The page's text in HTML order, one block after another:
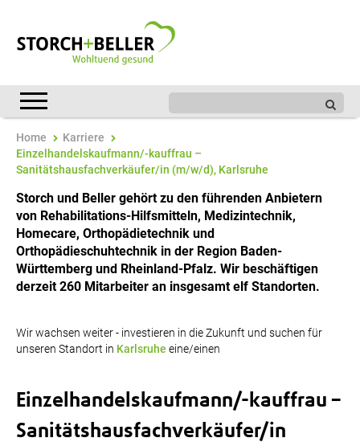
Home
Karriere
Einzelhandelskaufmann/-kauffrau –
Sanitätshausfachverkäufer/in (m/w/d), Karlsruhe
Storch und Beller gehört zu den führenden Anbietern
von Rehabilitations-Hilfsmitteln, Medizintechnik,
Homecare, Orthopädietechnik und
Orthopädieschuhtechnik in der Region Baden-
Württemberg und Rheinland-Pfalz. Wir beschäftigen
derzeit 260 Mitarbeiter an insgesamt elf Standorten.
Wir wachsen weiter - investieren in die Zukunft und suchen für
unseren Standort in Karlsruhe eine/einen
Einzelhandelskaufmann/-kauffrau –
Sanitätshausfachverkäufer/in